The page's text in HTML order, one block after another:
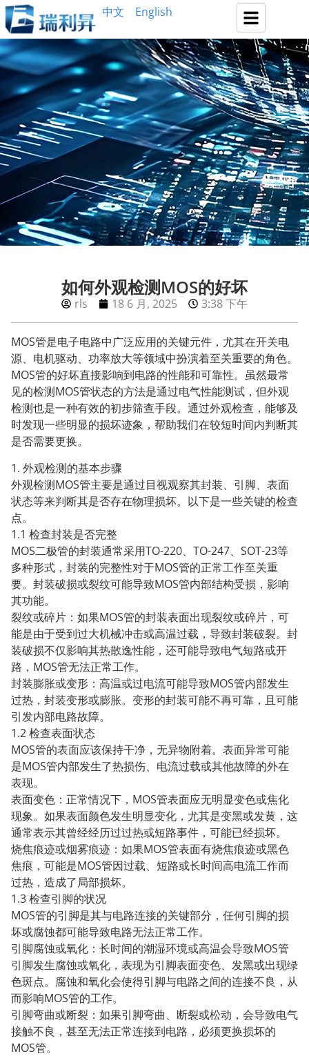
中文 English
如何外观检测MOS的好坏
rls 18 6 月, 2025 3:38 下午
MOS管是电子电路中广泛应用的关键元件，尤其在开关电
源、电机驱动、功率放大等领域中扮演着至关重要的角色。
MOS管的好坏直接影响到电路的性能和可靠性。虽然最常
见的检测MOS管状态的方法是通过电气性能测试，但外观
检测也是一种有效的初步筛查手段。通过外观检查，能够及
时发现一些明显的损坏迹象，帮助我们在较短时间内判断其
是否需要更换。
1. 外观检测的基本步骤
外观检测MOS管主要是通过目视观察其封装、引脚、表面
状态等来判断其是否存在物理损坏。以下是一些关键的检查
点。
1.1 检查封装是否完整
MOS二极管的封装通常采用TO-220、TO-247、SOT-23等
多种形式，封装的完整性对于MOS管的正常工作至关重
要。封装破损或裂纹可能导致MOS管内部结构受损，影响
其功能。
裂纹或碎片：如果MOS管的封装表面出现裂纹或碎片，可
能是由于受到过大机械冲击或高温过载，导致封装破裂。封
装破损不仅影响其热散逸性能，还可能导致电气短路或开
路，MOS管无法正常工作。
封装膨胀或变形：高温或过电流可能导致MOS管内部发生
过热，封装变形或膨胀。变形的封装可能不再可靠，且可能
引发内部电路故障。
1.2 检查表面状态
MOS管的表面应该保持干净，无异物附着。表面异常可能
是MOS管内部发生了热损伤、电流过载或其他故障的外在
表现。
表面变色：正常情况下，MOS管表面应无明显变色或焦化
现象。如果表面颜色发生明显变化，尤其是变黑或发黄，这
通常表示其曾经经历过过热或短路事件，可能已经损坏。
烧焦痕迹或烟雾痕迹：如果MOS管表面有烧焦痕迹或黑色
焦痕，可能是MOS管因过载、短路或长时间高电流工作而
过热，造成了局部损坏。
1.3 检查引脚的状况
MOS管的引脚是其与电路连接的关键部分，任何引脚的损
坏或腐蚀都可能导致电路无法正常工作。
引脚腐蚀或氧化：长时间的潮湿环境或高温会导致MOS管
引脚发生腐蚀或氧化，表现为引脚表面变色、发黑或出现绿
色斑点。腐蚀和氧化会使得引脚与电路之间的连接不良，从
而影响MOS管的工作。
引脚弯曲或断裂：如果引脚弯曲、断裂或松动，会导致电气
接触不良，甚至无法正常连接到电路，必须更换损坏的
MOS管。